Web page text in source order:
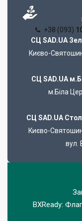
+38 (093)
СЦ SAD.UA
Києво-
СЦ SAD.UA
м.Біла
СЦ SAD.UA
Києво-
вул.
BXReady: